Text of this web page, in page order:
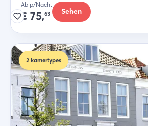
Ab p/Nacht
€ 75,63 Sehen
2 kamertypes